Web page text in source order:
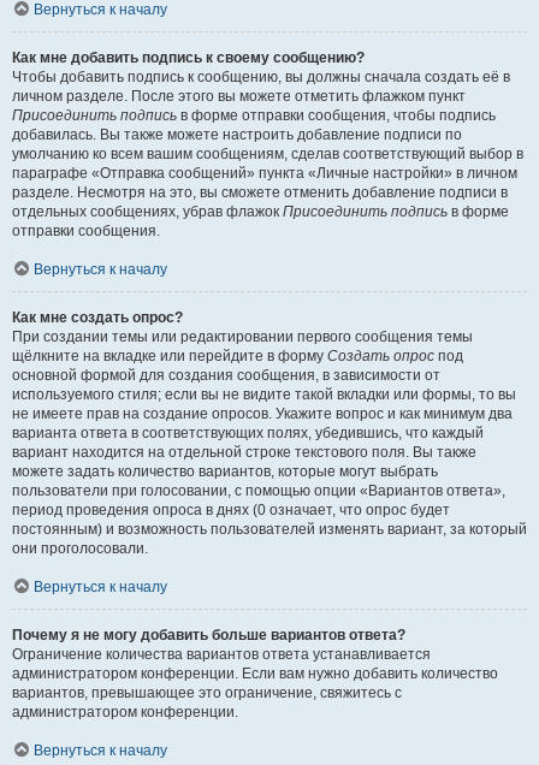
Вернуться к началу
Как мне добавить подпись к своему сообщению?
Чтобы добавить подпись к сообщению, вы должны сначала создать её в
личном разделе. После этого вы можете отметить флажком пункт
Присоединить подпись в форме отправки сообщения, чтобы подпись
добавилась. Вы также можете настроить добавление подписи по
умолчанию ко всем вашим сообщениям, сделав соответствующий выбор в
параграфе «Отправка сообщений» пункта «Личные настройки» в личном
разделе. Несмотря на это, вы сможете отменить добавление подписи в
отдельных сообщениях, убрав флажок Присоединить подпись в форме
отправки сообщения.
Вернуться к началу
Как мне создать опрос?
При создании темы или редактировании первого сообщения темы
щёлкните на вкладке или перейдите в форму Создать опрос под
основной формой для создания сообщения, в зависимости от
используемого стиля; если вы не видите такой вкладки или формы, то вы
не имеете прав на создание опросов. Укажите вопрос и как минимум два
варианта ответа в соответствующих полях, убедившись, что каждый
вариант находится на отдельной строке текстового поля. Вы также
можете задать количество вариантов, которые могут выбрать
пользователи при голосовании, с помощью опции «Вариантов ответа»,
период проведения опроса в днях (0 означает, что опрос будет
постоянным) и возможность пользователей изменять вариант, за который
они проголосовали.
Вернуться к началу
Почему я не могу добавить больше вариантов ответа?
Ограничение количества вариантов ответа устанавливается
администратором конференции. Если вам нужно добавить количество
вариантов, превышающее это ограничение, свяжитесь с
администратором конференции.
Вернуться к началу